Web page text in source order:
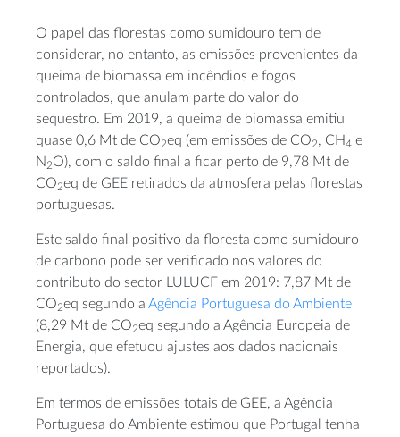
O papel das florestas como sumidouro tem de
considerar, no entanto, as emissões provenientes da
queima de biomassa em incêndios e fogos
controlados, que anulam parte do valor do
sequestro. Em 2019, a queima de biomassa emitiu
quase 0,6 Mt de CO2eq (em emissões de CO2, CH4 e
N 2O), com o saldo final a ficar perto de 9,78 Mt de
CO2eq de GEE retirados da atmosfera pelas florestas
portuguesas.
Este saldo final positivo da floresta como sumidouro
de carbono pode ser verificado nos valores do
contributo do sector LULUCF em 2019: 7,87 Mt de
CO2eq segundo a Agência Portuguesa do Ambiente
(8,29 Mt de CO2eq segundo a Agência Europeia de
Energia, que efetuou ajustes aos dados nacionais
reportados).
Em termos de emissões totais de GEE, a Agência
Portuguesa do Ambiente estimou que Portugal tenha